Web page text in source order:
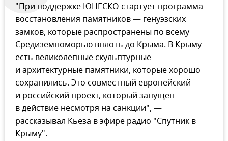
"При поддержке ЮНЕСКО стартует программа
восстановления памятников — генуэзских
замков, которые распространены по всему
Средиземноморью вплоть до Крыма. В Крыму
есть великолепные скульптурные
и архитектурные памятники, которые хорошо
сохранились. Это совместный европейский
и российский проект, который запущен
в действие несмотря на санкции", —
рассказывал Кьеза в эфире радио "Спутник в
Крыму".